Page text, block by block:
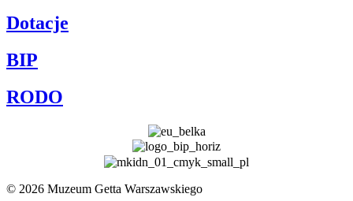
Dotacje
BIP
RODO
© 2026 Muzeum Getta Warszawskiego